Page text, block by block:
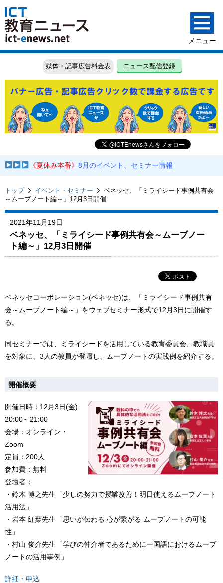
媒体・記事広告料金表 ニュース配信登録
《夏休み本番》8月のイベント、セミナー情報
トップ イベント・セミナー
ベネッセ、「ミライシード事例共有会
～ムーブノート編～」12月3日開催
2021年11月19日
ベネッセ、「ミライシード事例共有会～ムーブノー
ト編～」12月3日開催
ベネッセコーポレーション(ベネッセ)は、「ミライシード事例共有
会～ムーブノート編～」をウェブセミナー形式で12月3日に開催す
る。
同セミナーでは、ミライシードを活用している教育委員会、教職員
を対象に、3人の教員が登壇し、ムーブノートの実践例を紹介する。
開催概要
開催日時：12月3日(金)
20:00～21:00
会場：オンライン・
Zoom
定員：200人
参加費：無料
登壇者：
・鈴木 博之先生「少しの努力で授業改善！明日使えるムーブノート
活用法」
・岩本 紅葉先生「思いが伝わる 心が繋がる ムーブノートの可能
性」
・村山 俊介先生「学びの仲介者であるためにー国語におけるムーブ
ノートの活用事例」
詳細・申込